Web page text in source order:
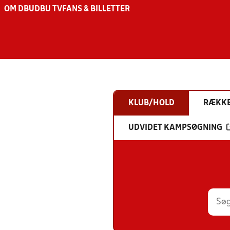
OM DBU DBU TV FANS & BILLETTER
KLUB/HOLD
UDVIDET KAMPSØGNING